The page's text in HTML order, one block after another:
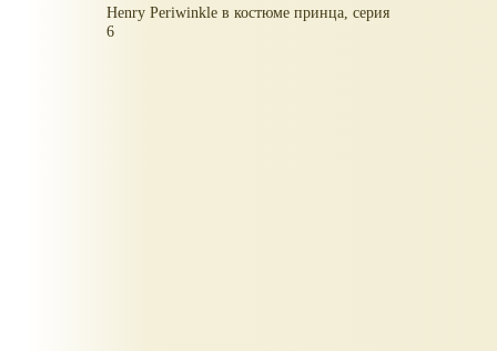
Henry Periwinkle в костюме принца, серия
6